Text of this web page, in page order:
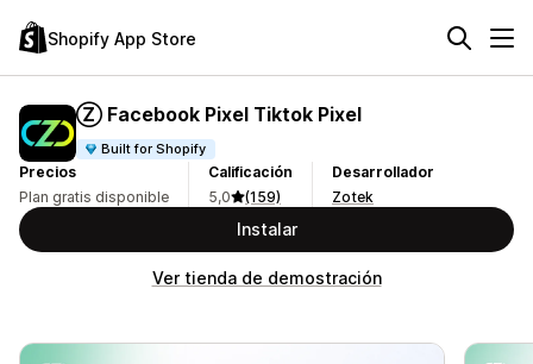
Shopify App Store
Ⓩ Facebook Pixel Tiktok Pixel
Built for Shopify
Precios
Plan gratis disponible
Calificación
5,0
(159)
Desarrollador
Zotek
Instalar
Ver tienda de demostración